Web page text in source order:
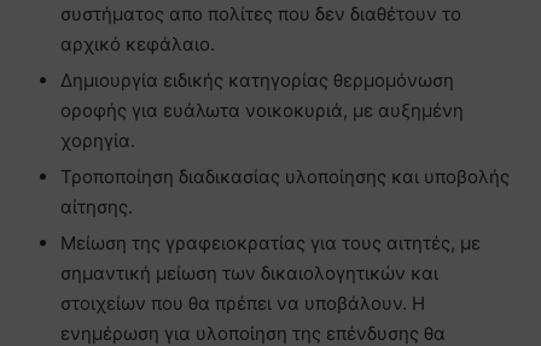
συστήματος απο πολίτες που δεν διαθέτουν το
αρχικό κεφάλαιο.
Δημιουργία ειδικής κατηγορίας θερμομόνωση
οροφής για ευάλωτα νοικοκυριά, με αυξημένη
χορηγία.
Τροποποίηση διαδικασίας υλοποίησης και υποβολής
αίτησης.
Μείωση της γραφειοκρατίας για τους αιτητές, με
σημαντική μείωση των δικαιολογητικών και
στοιχείων που θα πρέπει να υποβάλουν. Η
ενημέρωση για υλοποίηση της επένδυσης θα